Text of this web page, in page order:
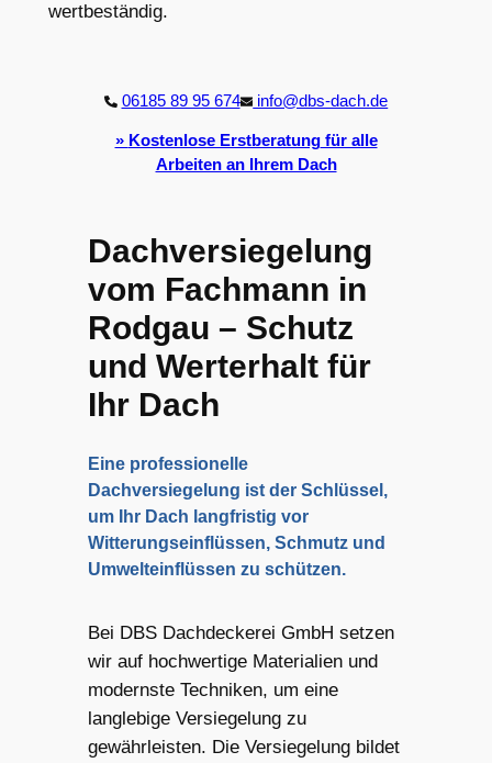
wertbeständig.
06185 89 95 674 info@dbs-dach.de
» Kostenlose Erstberatungfür alle
Arbeiten an Ihrem Dach
Dachversiegelung
vom Fachmann in
Rodgau – Schutz
und Werterhalt für
Ihr Dach
Eine professionelle
Dachversiegelung ist der Schlüssel,
um Ihr Dach langfristig vor
Witterungseinflüssen, Schmutz und
Umwelteinflüssen zu schützen.
Bei DBS Dachdeckerei GmbH setzen
wir auf hochwertige Materialien und
modernste Techniken, um eine
langlebige Versiegelung zu
gewährleisten. Die Versiegelung bildet